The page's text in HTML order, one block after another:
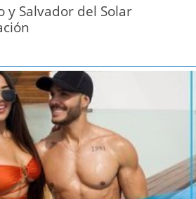
y Salvador del Solar